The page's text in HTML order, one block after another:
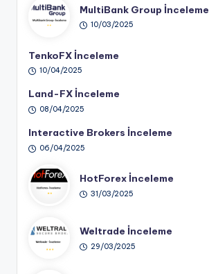
MultiBank Group İnceleme
10/03/2025
TenkoFX İnceleme
10/04/2025
Land-FX İnceleme
08/04/2025
Interactive Brokers İnceleme
06/04/2025
HotForex İnceleme
31/03/2025
Weltrade İnceleme
29/03/2025